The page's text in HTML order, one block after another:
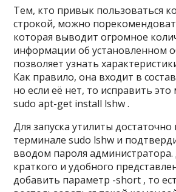
Тем, кто привык пользоваться
строкой, можно
которая выводит огромное
информации об установленном
позволяет узнать
Как правило, она входит в
но если её нет, то исправить
sudo apt-get install lshw .
Для запуска утилиты достаточно
терминале sudo lshw и
вводом пароля администратора.
краткого и удобного
добавить параметр -short , то